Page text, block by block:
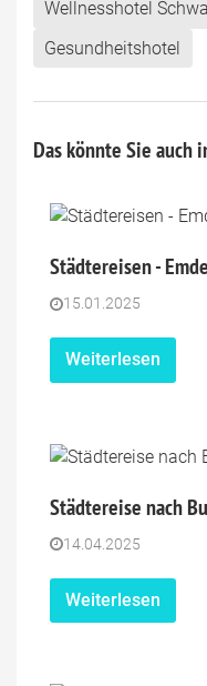
Wellnesshotel
Gesundheitshotel
Das könnte Sie auch
Städtereisen -
15.01.2025
Weiterlesen
Städtereise nach
14.04.2025
Weiterlesen